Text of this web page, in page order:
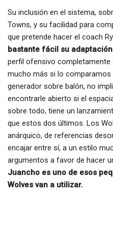
Su inclusión en el sistema,
Towns, y su facilidad para
que pretende hacer el coach
bastante fácil su
perfil ofensivo completamente
mucho más si lo comparamos
generador sobre balón, no
encontrarle abierto si el
sobre todo, tiene un
que estos dos últimos. Los
anárquico, de referencias
encajar entre sí, a un estilo
argumentos a favor de hacer
Juancho es uno de esos
Wolves van a utilizar.